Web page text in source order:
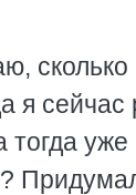
сейчас
тогда